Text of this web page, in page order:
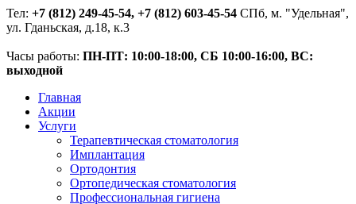
Тел: +7 (812) 249-45-54, +7 (812) 603-45-54 СПб, м. "Удельная",
ул. Гданьская, д.18, к.3
Часы работы: ПН-ПТ: 10:00-18:00, СБ 10:00-16:00, ВС:
выходной
Главная
Акции
Услуги
Терапевтическая стоматология
Имплантация
Ортодонтия
Ортопедическая стоматология
Профессиональная гигиена